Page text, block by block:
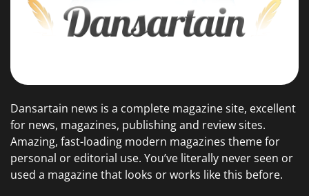
Dansartain news is a complete magazine site, excellent
for news, magazines, publishing and review sites.
Amazing, fast-loading modern magazines theme for
personal or editorial use. You’ve literally never seen or
used a magazine that looks or works like this before.